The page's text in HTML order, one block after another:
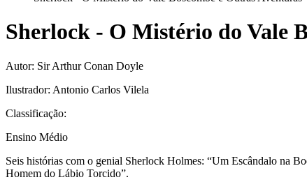
Sherlock - O Mistério do Vale
Autor: Sir Arthur Conan Doyle
Ilustrador: Antonio Carlos Vilela
Classificação:
Ensino Médio
Seis histórias com o genial Sherlock Holmes: “Um Escândalo na
Homem do Lábio Torcido”.